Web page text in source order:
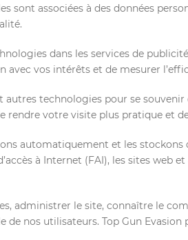
sont associées à des données
dans les services de
vos intérêts et de mesurer
technologies pour se
rendre votre visite plus pratique et
automatiquement et les stockons
à Internet (FAI), les sites web
administrer le site, connaître le
nos utilisateurs. Top Gun